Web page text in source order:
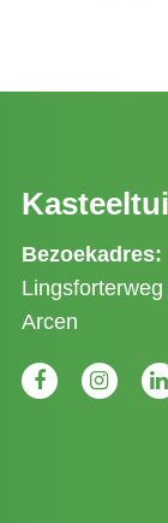
Bezoekadres:
Arcen